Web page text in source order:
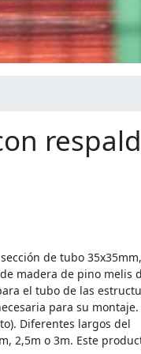
de tubo 35x35mm,
madera de pino melis
el tubo de las
para su montaje.
Diferentes largos del
2,5m o 3m. Este